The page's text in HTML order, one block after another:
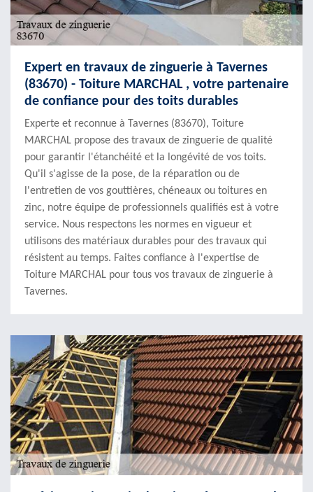
Expert en travaux de zinguerie à Tavernes
(83670) - Toiture MARCHAL , votre partenaire
de confiance pour des toits durables
Experte et reconnue à Tavernes (83670), Toiture
MARCHAL propose des travaux de zinguerie de qualité
pour garantir l'étanchéité et la longévité de vos toits.
Qu'il s'agisse de la pose, de la réparation ou de
l'entretien de vos gouttières, chéneaux ou toitures en
zinc, notre équipe de professionnels qualifiés est à votre
service. Nous respectons les normes en vigueur et
utilisons des matériaux durables pour des travaux qui
résistent au temps. Faites confiance à l'expertise de
Toiture MARCHAL pour tous vos travaux de zinguerie à
Tavernes.